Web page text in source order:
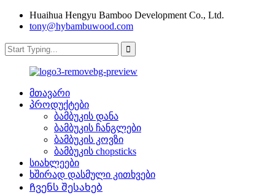
Huaihua Hengyu Bamboo Development Co., Ltd.
tony@hybambuwood.com
მთავარი
პროდუქტები
ბამბუკის დანა
ბამბუკის ჩანგლები
ბამბუკის კოვზი
ბამბუკის chopsticks
სიახლეები
ხშირად დასმული კითხვები
Ჩვენს შესახებ